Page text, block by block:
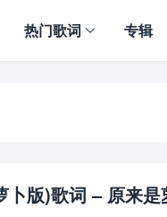
热门歌词 专辑
卜版)歌词 – 原来是